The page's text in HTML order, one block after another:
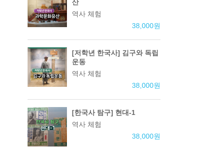
산
역사 체험
38,000원
[저학년 한국사] 김구와 독립
운동
역사 체험
38,000원
[한국사 탐구] 현대-1
역사 체험
38,000원